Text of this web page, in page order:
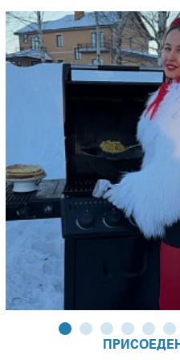
распределение восходящих
жара под крышкой гриля.
Над рабочей поверхностью
яруса глубиной 15 см. Она
приходится готовить
сформировать разные
её легко убрать, если
специальными посадочными
опционального
котором вы сможете
ароматные блюда с румяной
Как и все стационарные
Freestyle™ 425 SB является
нём можно готовить и на
процесс розжига углей